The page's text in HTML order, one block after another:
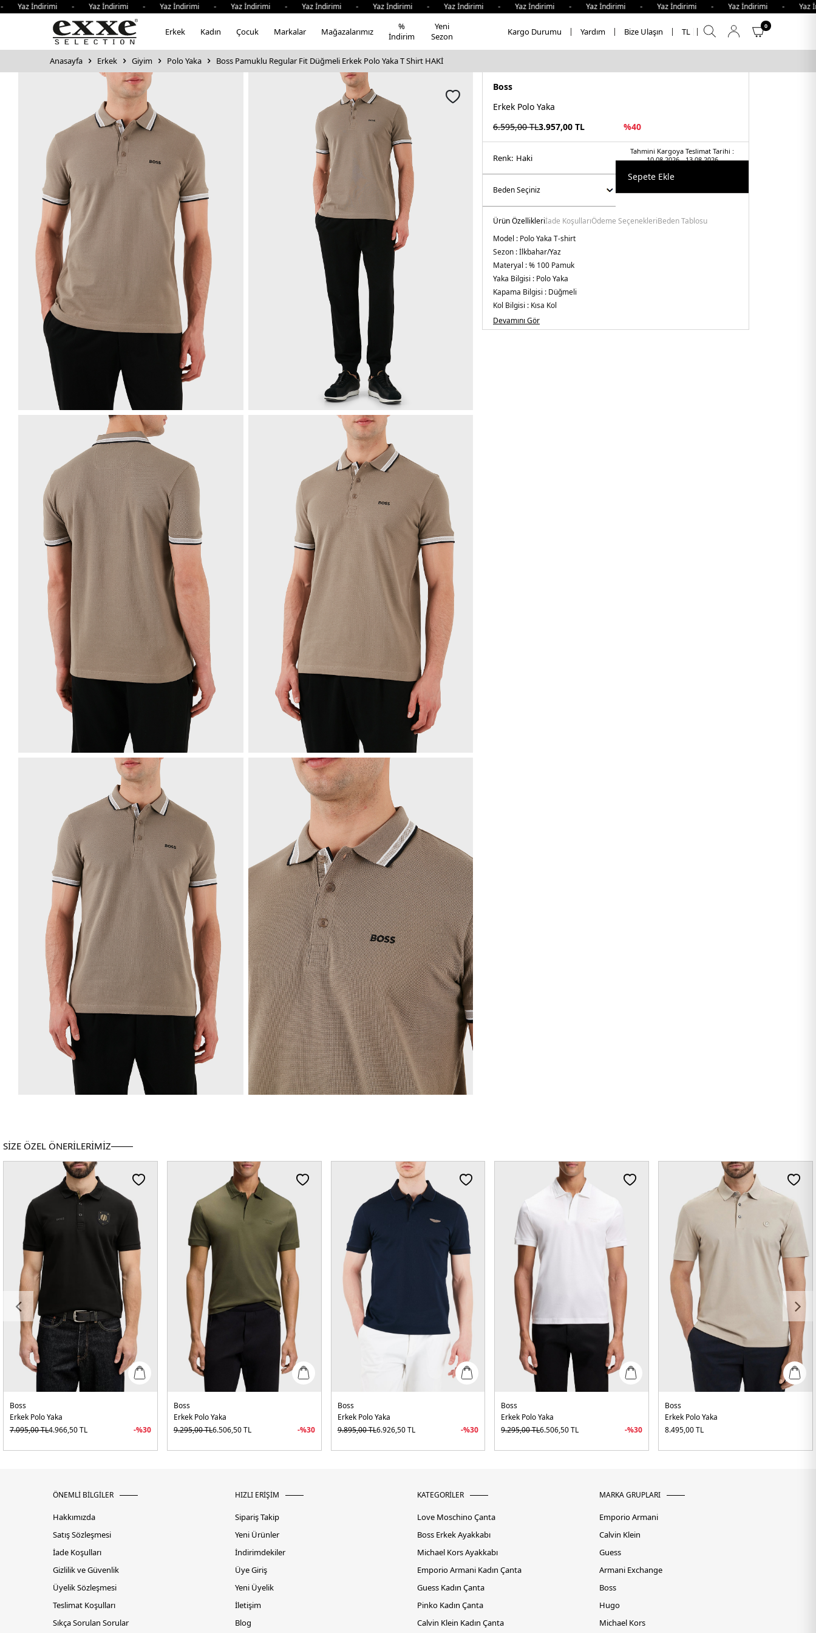
İndirimi - Yaz İndirimi - Yaz İndirimi - Yaz İndirimi - Yaz İndirimi - Yaz İndirimi - Yaz İndirimi - Yaz İndirimi - Yaz İndirimi - Yaz İndirimi - Yaz İndirimi -
Erkek Kadın Çocuk Markalar Mağazalarımız
%
İndirim
Yeni
Sezon
Kargo Durumu Yardım Bize Ulaşın TL
0
Anasayfa Erkek Giyim Polo Yaka Boss Pamuklu Regular Fit Düğmeli Erkek Polo Yaka T Shirt HAKİ
Boss
Erkek Polo Yaka
6.595,00TL3.957,00 TL %40
Tahmini Kargoya Teslimat Tarihi :
10.08.2026 - 13.08.2026
Renk: haki̇
Sepete Ekle
Ürün Özellikleriİade KoşullarıÖdeme SeçenekleriBeden Tablosu
Model : Polo Yaka T-shirt
Sezon :İlkbahar/Yaz
Materyal :% 100 Pamuk
Yaka Bilgisi : Polo Yaka
Kapama Bilgisi : Düğmeli
Kol Bilgisi : Kısa Kol
Kalıp Bilgisi :Regular Fit
Detay :-Nefes alabilen kumaş yapısı-Yaka ve manşetlerde kontrast renkli
Devamını Gör
SİZE ÖZEL ÖNERİLERİMİZ
Boss
Erkek Polo Yaka
7.095,00TL4.966,50TL -%30
Boss
Erkek Polo Yaka
9.295,00TL6.506,50TL -%30
Boss
Erkek Polo Yaka
9.895,00TL6.926,50TL -%30
Boss
Erkek Polo Yaka
9.295,00TL6.506,50TL -%30
Boss
Erkek Polo Yaka
8.495,00TL
ÖNEMLİ BİLGİLER
Hakkımızda
Satış Sözleşmesi
İade Koşulları
Gizlilik ve Güvenlik
Üyelik Sözleşmesi
Teslimat Koşulları
Sıkça Sorulan Sorular
HIZLI ERİŞİM
Sipariş Takip
Yeni Ürünler
İndirimdekiler
Üye Giriş
Yeni Üyelik
İletişim
Blog
KATEGORİLER
Love Moschino Çanta
Boss Erkek Ayakkabı
Michael Kors Ayakkabı
Emporio Armani Kadın Çanta
Guess Kadın Çanta
Pinko Kadın Çanta
Calvin Klein Kadın Çanta
MARKA GRUPLARI
Emporio Armani
Calvin Klein
Guess
Armani Exchange
Boss
Hugo
Michael Kors